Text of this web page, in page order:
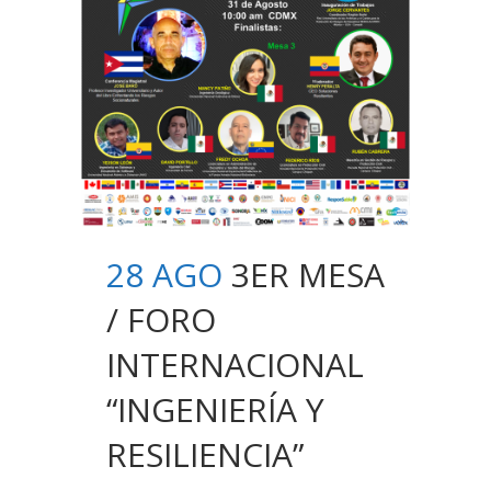
28 AGO 3ER MESA
/ FORO
INTERNACIONAL
“INGENIERÍA Y
RESILIENCIA”